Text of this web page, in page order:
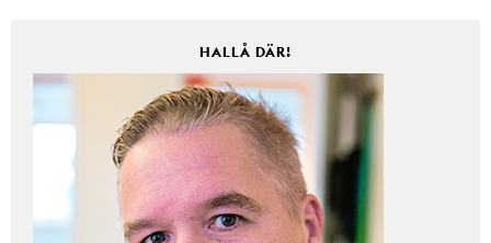
HALLÅ DÄR!